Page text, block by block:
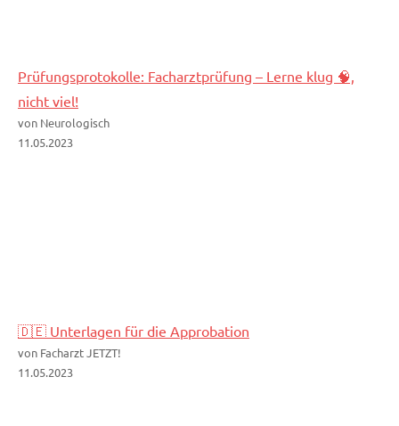
Prüfungsprotokolle: Facharztprüfung – Lerne klug 🧠,
nicht viel!
von Neurologisch
11.05.2023
🇩🇪 Unterlagen für die Approbation
von Facharzt JETZT!
11.05.2023